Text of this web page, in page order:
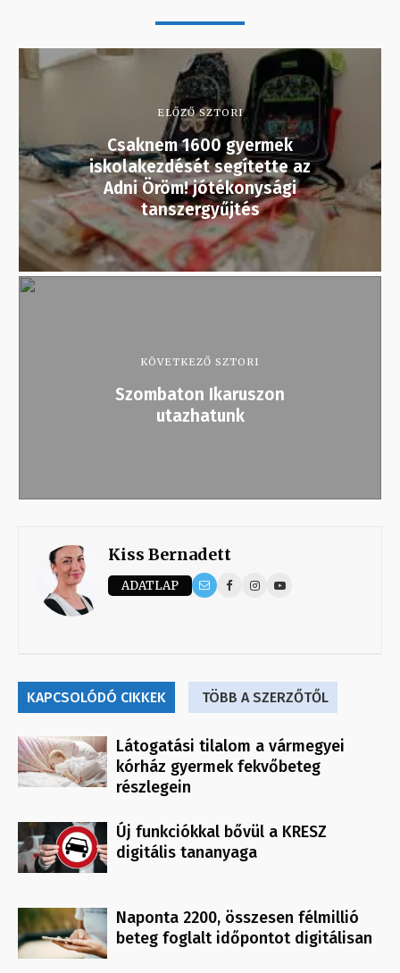
ELŐZŐ SZTORI
Csaknem 1600 gyermek
iskolakezdését segítette az
Adni Öröm! jótékonysági
tanszergyűjtés
KÖVETKEZŐ SZTORI
Szombaton Ikaruszon
utazhatunk
Kiss Bernadett
ADATLAP
KAPCSOLÓDÓ CIKKEK TÖBB A SZERZŐTŐL
Látogatási tilalom a vármegyei
kórház gyermek fekvőbeteg
részlegein
Új funkciókkal bővül a KRESZ
digitális tananyaga
Naponta 2200, összesen félmillió
beteg foglalt időpontot digitálisan